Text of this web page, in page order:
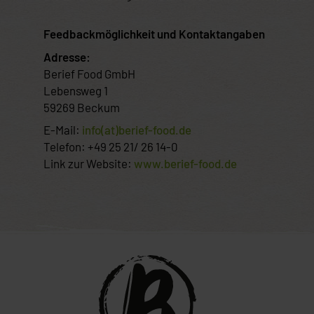
Feedbackmöglichkeit und Kontaktangaben
Adresse:
Berief Food GmbH
Lebensweg 1
59269 Beckum
E-Mail: info(at)berief-food.de
Telefon: +49 25 21/ 26 14-0
Link zur Website: www.berief-food.de